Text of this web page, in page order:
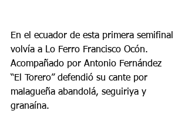
En el ecuador de esta primera semifinal
volvía a Lo Ferro Francisco Ocón.
Acompañado por Antonio Fernández
“El Torero” defendió su cante por
malagueña abandolá, seguiriya y
granaína.